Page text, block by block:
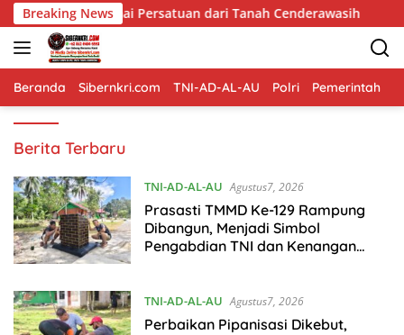
Langsung
ke
konten
Breaking News
Persatuan dari Tanah Cenderawasih TMMD Ke-129
Beranda Sibernkri.com TNI-AD-AL-AU Polri Pemerintah
https://sibernkri.com
Berita Terbaru
TNI-AD-AL-AU Agustus7, 2026
Prasasti TMMD Ke-129 Rampung
Dibangun, Menjadi Simbol
Pengabdian TNI dan Kenangan
TNI-AD-AL-AU Agustus7, 2026
Perbaikan Pipanisasi Dikebut,